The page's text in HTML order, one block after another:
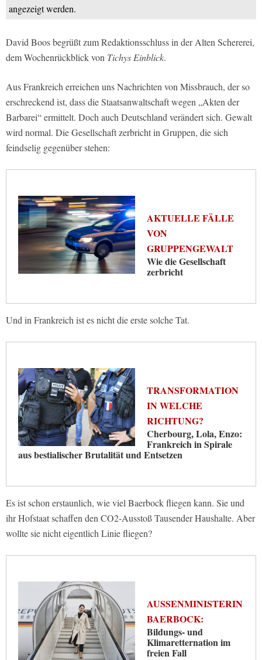
angezeigt werden.
David Boos begrüßt zum Redaktionsschluss in der Alten Schererei,
dem Wochenrückblick von Tichys Einblick.
Aus Frankreich erreichen uns Nachrichten von Missbrauch, der so
erschreckend ist, dass die Staatsanwaltschaft wegen „Akten der
Barbarei“ ermittelt. Doch auch Deutschland verändert sich. Gewalt
wird normal. Die Gesellschaft zerbricht in Gruppen, die sich
feindselig gegenüber stehen:
AKTUELLE FÄLLE
VON
GRUPPENGEWALT
Wie die Gesellschaft
zerbricht
Und in Frankreich ist es nicht die erste solche Tat.
TRANSFORMATION
IN WELCHE
RICHTUNG?
Cherbourg, Lola, Enzo:
Frankreich in Spirale
aus bestialischer Brutalität und Entsetzen
Es ist schon erstaunlich, wie viel Baerbock fliegen kann. Sie und
ihr Hofstaat schaffen den CO2-Ausstoß Tausender Haushalte. Aber
wollte sie nicht eigentlich Linie fliegen?
AUSSENMINISTERIN B
AERBOCK:
Bildungs- und
Klimaretternation im
freien Fall